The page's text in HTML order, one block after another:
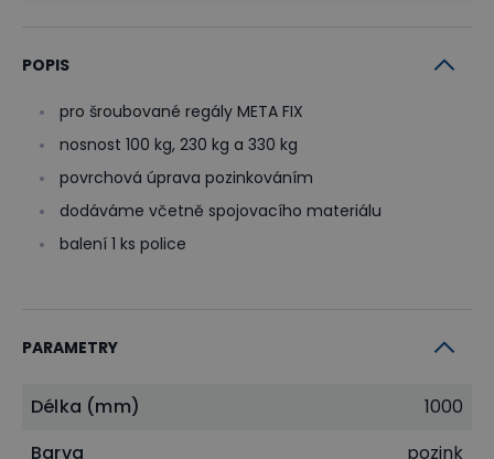
POPIS
pro šroubované regály META FIX
nosnost 100 kg, 230 kg a 330 kg
povrchová úprava pozinkováním
dodáváme včetně spojovacího materiálu
balení 1 ks police
PARAMETRY
Délka (mm)
1000
Barva
pozink